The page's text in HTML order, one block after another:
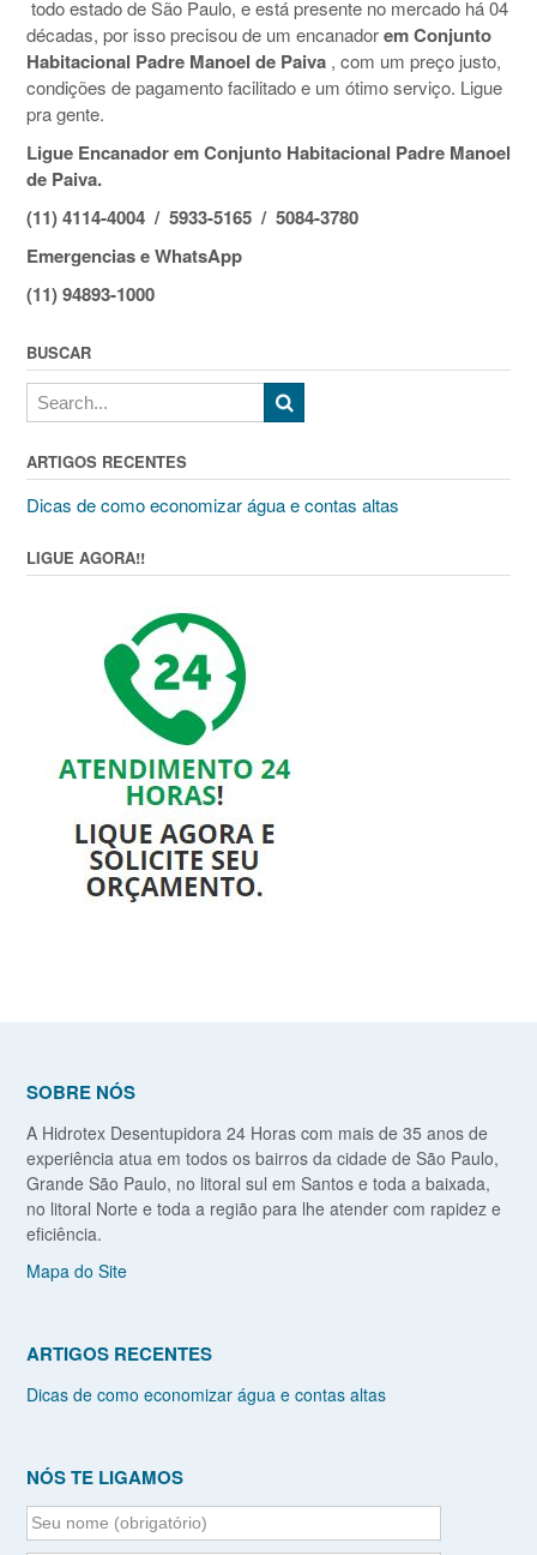
todo estado de São Paulo, e está presente no mercado há 04
décadas, por isso precisou de um encanadorem Conjunto
Habitacional Padre Manoel de Paiva , com um preço justo,
condições de pagamento facilitado e um ótimo serviço. Ligue
pra gente.
Ligue Encanador em Conjunto Habitacional Padre Manoel
de Paiva.
(11) 4114-4004 / 5933-5165 / 5084-3780
Emergencias e WhatsApp
(11) 94893-1000
BUSCAR
ARTIGOS RECENTES
Dicas de como economizar água e contas altas
LIGUE AGORA!!
SOBRE NÓS
A Hidrotex Desentupidora 24 Horas com mais de 35 anos de
experiência atua em todos os bairros da cidade de São Paulo,
Grande São Paulo, no litoral sul em Santos e toda a baixada,
no litoral Norte e toda a região para lhe atender com rapidez e
eficiência.
Mapa do Site
ARTIGOS RECENTES
Dicas de como economizar água e contas altas
NÓS TE LIGAMOS